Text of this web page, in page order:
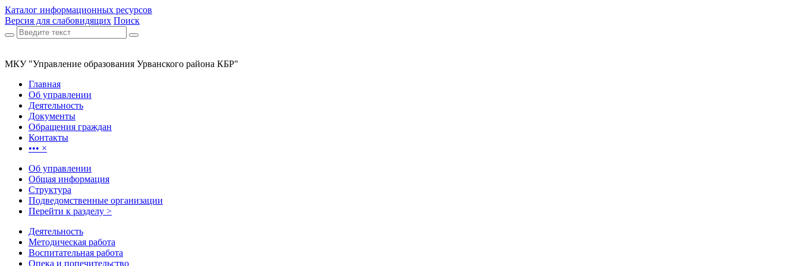
Каталог информационных ресурсов
Версия для слабовидящих Поиск
МКУ "Управление образования Урванского района КБР"
Главная
Об управлении
Деятельность
Документы
Обращения граждан
Контакты
••• ×
Об управлении
Общая информация
Структура
Подведомственные организации
Перейти к разделу >
Деятельность
Методическая работа
Воспитательная работа
Опека и попечительство